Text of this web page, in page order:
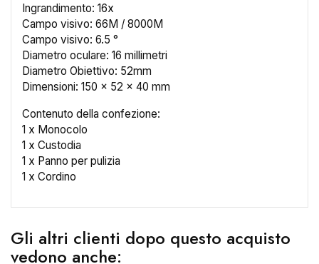
Ingrandimento: 16x
Campo visivo: 66M / 8000M
Campo visivo: 6.5 °
Diametro oculare: 16 millimetri
Diametro Obiettivo: 52mm
Dimensioni: 150 x 52 x 40 mm
Contenuto della confezione:
1 x Monocolo
1 x Custodia
1 x Panno per pulizia
1 x Cordino
Gli altri clienti dopo questo acquisto
vedono anche:
Crea lista dei desideri ×